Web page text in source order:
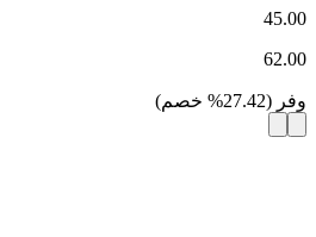
45.00
62.00
وفر (
27.42
% خصم)